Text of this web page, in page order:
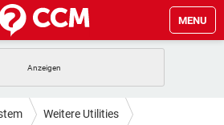
MENU
IOS
Weitere Utilities